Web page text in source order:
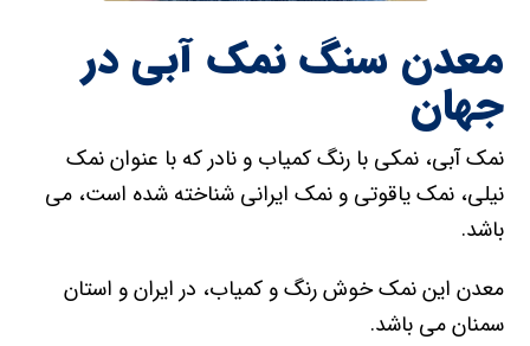
معدن سنگ نمک آبی در
جهان
نمک آبی، نمکی با رنگ کمیاب و نادر که با عنوان نمک
نیلی، نمک یاقوتی و نمک ایرانی شناخته شده است، می
باشد.
معدن این نمک خوش رنگ و کمیاب، در ایران و استان
سمنان می باشد.